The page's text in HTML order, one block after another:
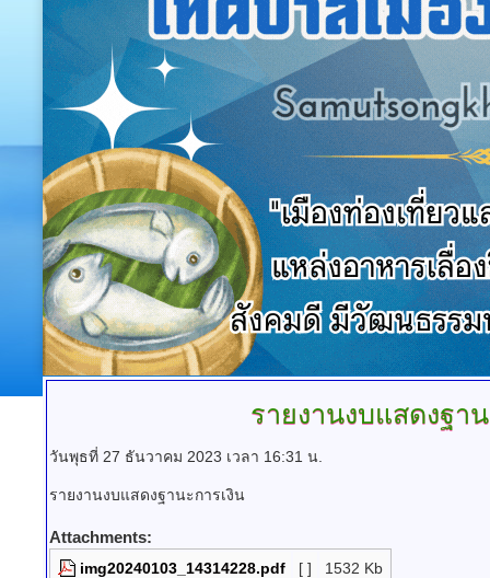
รายงานงบแสดงฐา
วันพุธที่ 27 ธันวาคม 2023 เวลา 16:31 น.
รายงานงบแสดงฐานะการเงิน
Attachments:
img20240103_14314228.pdf [ ] 1532 Kb